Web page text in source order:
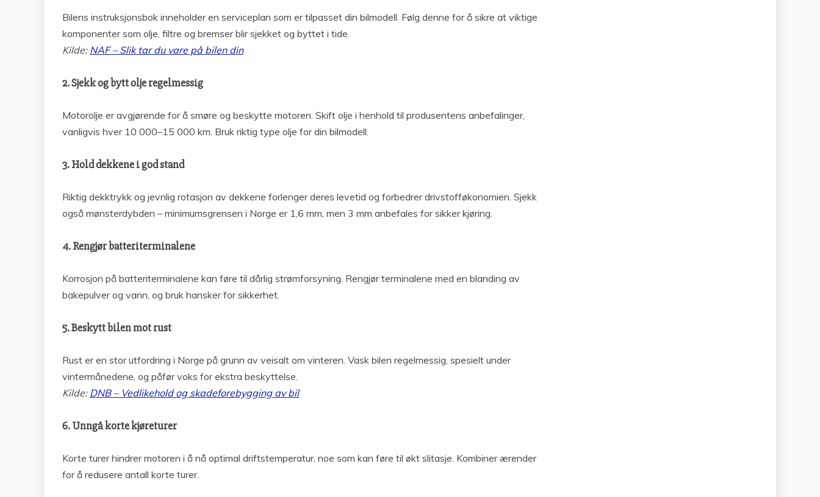
Bilens instruksjonsbok inneholder en serviceplan som er tilpasset din bilmodell. Følg denne for å sikre at viktige
komponenter som olje, filtre og bremser blir sjekket og byttet i tide.
Kilde: NAF – Slik tar du vare på bilen din
2. Sjekk og bytt olje regelmessig
Motorolje er avgjørende for å smøre og beskytte motoren. Skift olje i henhold til produsentens anbefalinger,
vanligvis hver 10 000–15 000 km. Bruk riktig type olje for din bilmodell.
3. Hold dekkene i god stand
Riktig dekktrykk og jevnlig rotasjon av dekkene forlenger deres levetid og forbedrer drivstofføkonomien. Sjekk
også mønsterdybden – minimumsgrensen i Norge er 1,6 mm, men 3 mm anbefales for sikker kjøring.
4. Rengjør batteriterminalene
Korrosjon på batteriterminalene kan føre til dårlig strømforsyning. Rengjør terminalene med en blanding av
bakepulver og vann, og bruk hansker for sikkerhet.
5. Beskytt bilen mot rust
Rust er en stor utfordring i Norge på grunn av veisalt om vinteren. Vask bilen regelmessig, spesielt under
vintermånedene, og påfør voks for ekstra beskyttelse.
Kilde: DNB – Vedlikehold og skadeforebygging av bil
6. Unngå korte kjøreturer
Korte turer hindrer motoren i å nå optimal driftstemperatur, noe som kan føre til økt slitasje. Kombiner ærender
for å redusere antall korte turer.